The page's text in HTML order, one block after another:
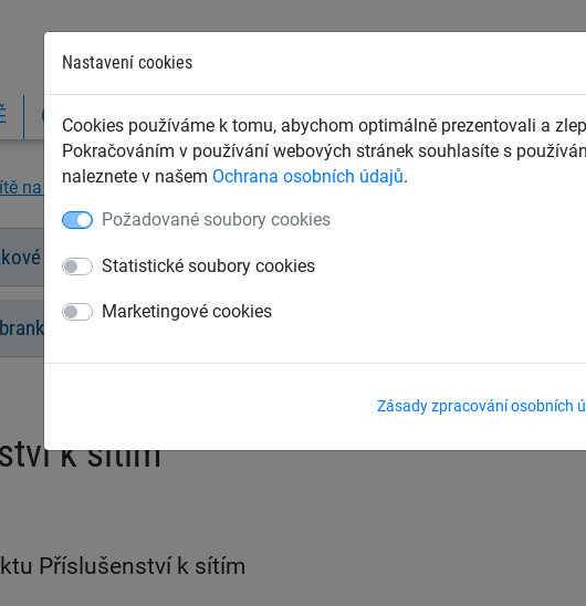
Nastavení cookies
Cookies používáme k tomu, abychom optimálně prezentovali a
Pokračováním v používání webových stránek souhlasíte s
naleznete v našem Ochrana osobních údajů.
Požadované soubory cookies
Statistické soubory cookies
Marketingové cookies
Zásady zpracování osobních
OCHRANNÉ SÍTĚ A PLACHTY ZÁCHYTNÉ BEZPEČNOSTNÍ SÍTĚ
na fotbal Příslušenství k sítím
sítě Mini brankové sítě
sítě
k sítím
Příslušenství k sítím